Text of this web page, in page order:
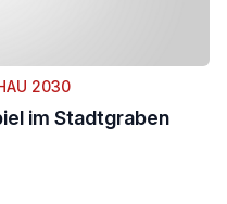
2030
im Stadtgraben